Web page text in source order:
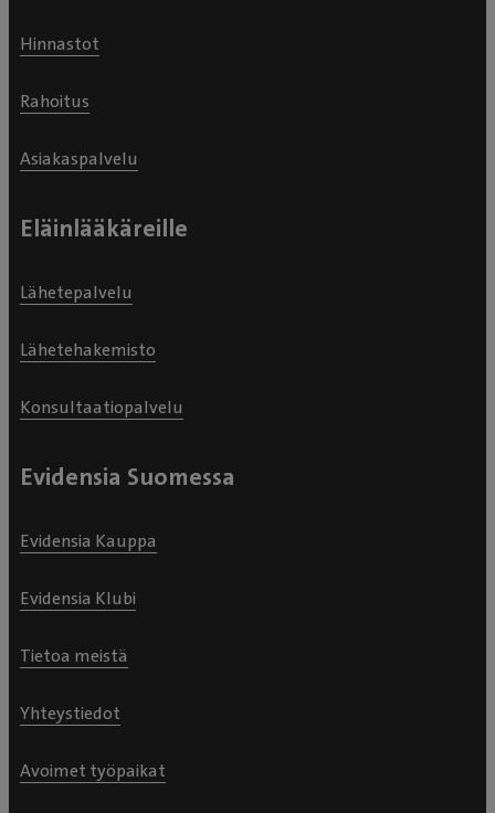
Hinnastot
Rahoitus
Asiakaspalvelu
Eläinlääkäreille
Lähetepalvelu
Lähetehakemisto
Konsultaatiopalvelu
Evidensia Suomessa
Evidensia Kauppa
Evidensia Klubi
Tietoa meistä
Yhteystiedot
Avoimet työpaikat